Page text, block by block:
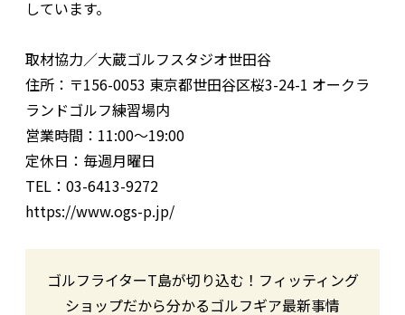
しています。
取材協力／大蔵ゴルフスタジオ世田谷
住所：〒156-0053 東京都世田谷区桜3-24-1 オークラ
ランドゴルフ練習場内
営業時間：11:00〜19:00
定休日：毎週月曜日
TEL：03-6413-9272
https://www.ogs-p.jp/
ゴルフライターT島が切り込む！フィッティング
ショップだから分かるゴルフギア最新事情